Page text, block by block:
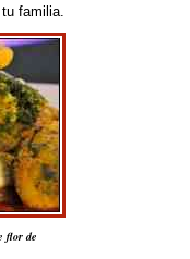
familia.
flor de